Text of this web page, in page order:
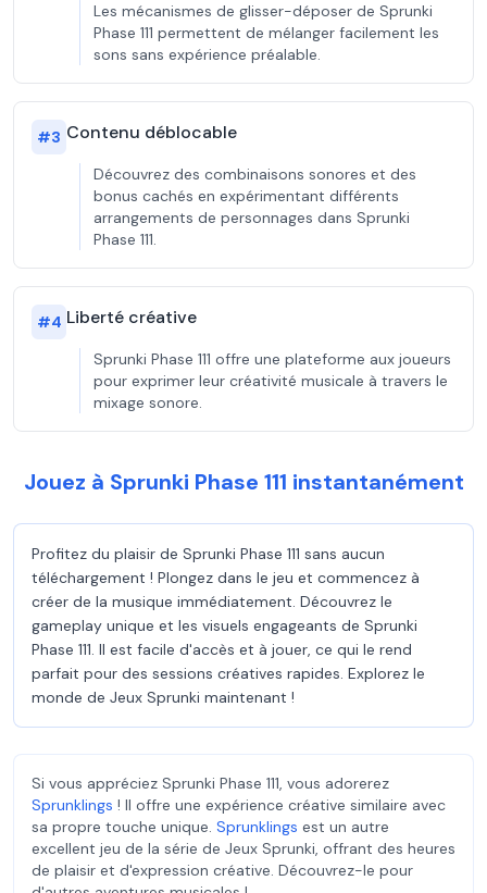
Les mécanismes de glisser-déposer de Sprunki
Phase 111 permettent de mélanger facilement les
sons sans expérience préalable.
#3 Contenu déblocable
Découvrez des combinaisons sonores et des
bonus cachés en expérimentant différents
arrangements de personnages dans Sprunki
Phase 111.
#4 Liberté créative
Sprunki Phase 111 offre une plateforme aux joueurs
pour exprimer leur créativité musicale à travers le
mixage sonore.
Jouez à Sprunki Phase 111 instantanément
Profitez du plaisir de Sprunki Phase 111 sans aucun
téléchargement ! Plongez dans le jeu et commencez à
créer de la musique immédiatement. Découvrez le
gameplay unique et les visuels engageants de Sprunki
Phase 111. Il est facile d'accès et à jouer, ce qui le rend
parfait pour des sessions créatives rapides. Explorez le
monde de Jeux Sprunki maintenant !
Si vous appréciez Sprunki Phase 111, vous adorerez
Sprunklings ! Il offre une expérience créative similaire avec
sa propre touche unique. Sprunklings est un autre
excellent jeu de la série de Jeux Sprunki, offrant des heures
de plaisir et d'expression créative. Découvrez-le pour